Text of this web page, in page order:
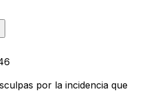
por la incidencia que